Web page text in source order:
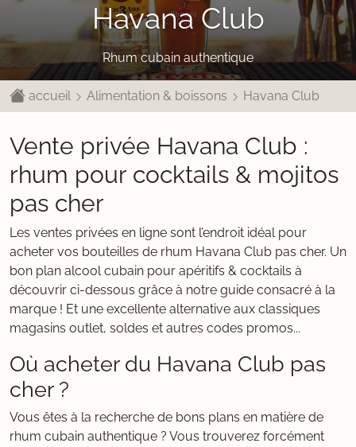
Havana Club
Rhum cubain authentique
accueil Alimentation & boissons Havana Club
Vente privée Havana Club :
rhum pour cocktails & mojitos
pas cher
Les ventes privées en ligne sont l’endroit idéal pour
acheter vos bouteilles de rhum Havana Club pas cher. Un
bon plan alcool cubain pour apéritifs & cocktails à
découvrir ci-dessous grâce à notre guide consacré à la
marque ! Et une excellente alternative aux classiques
magasins outlet, soldes et autres codes promos...
Où acheter du Havana Club pas
cher ?
Vous êtes à la recherche de bons plans en matière de
rhum cubain authentique ? Vous trouverez forcément